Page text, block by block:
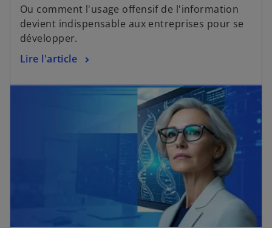
Ou comment l'usage offensif de l'information
devient indispensable aux entreprises pour se
développer.
Lire l'article